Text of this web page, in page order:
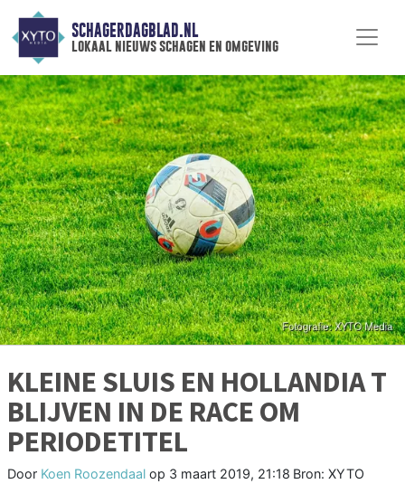
SCHAGERDAGBLAD.NL
lokaal nieuws schagen en omgeving
KLEINE SLUIS EN HOLLANDIA T
BLIJVEN IN DE RACE OM
PERIODETITEL
Door Koen Roozendaal op 3 maart 2019, 21:18 Bron: XYTO